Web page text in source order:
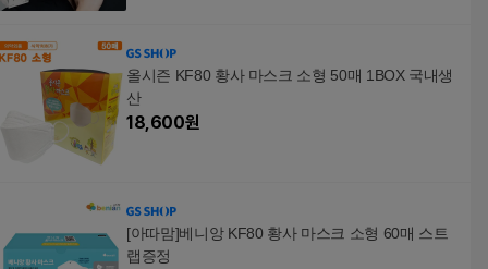
올시즌 KF80 황사 마스크 소형 50매 1BOX 국내생
산
18,600원
[아따맘]베니앙 KF80 황사 마스크 소형 60매 스트
랩증정